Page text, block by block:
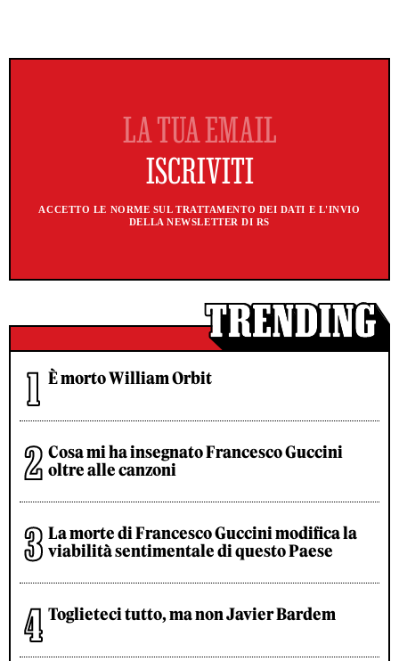
ACCETTO LE NORME SUL TRATTAMENTO DEI DATI E L'INVIO
DELLA NEWSLETTER DI RS
È morto William Orbit
Cosa mi ha insegnato Francesco Guccini
oltre alle canzoni
La morte di Francesco Guccini modifica la
viabilità sentimentale di questo Paese
Toglieteci tutto, ma non Javier Bardem